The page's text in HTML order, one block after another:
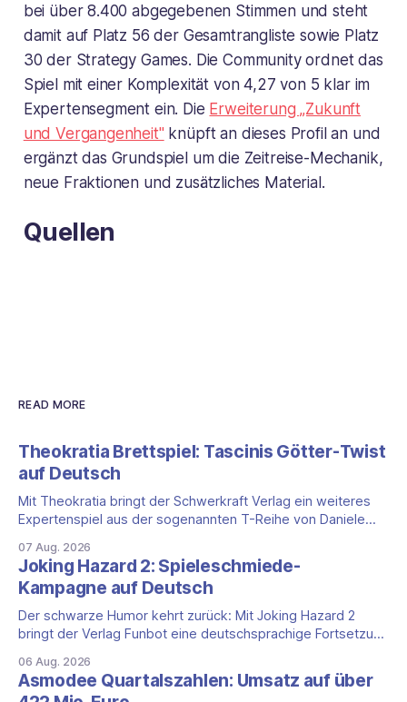
bei über 8.400 abgegebenen Stimmen und steht
damit auf Platz 56 der Gesamtrangliste sowie Platz
30 der Strategy Games. Die Community ordnet das
Spiel mit einer Komplexität von 4,27 von 5 klar im
Expertensegment ein. Die Erweiterung „Zukunft
und Vergangenheit" knüpft an dieses Profil an und
ergänzt das Grundspiel um die Zeitreise-Mechanik,
neue Fraktionen und zusätzliches Material.
Quellen
READ MORE
Theokratia Brettspiel: Tascinis Götter-Twist
auf Deutsch
Mit Theokratia bringt der Schwerkraft Verlag ein weiteres
Expertenspiel aus der sogenannten T-Reihe von Daniele
Tekhenu und Tzolk'in gehören. Der Aufhänger ist ein
ungewöhnlicher Perspektivwechsel: Sie steuern nicht die
eigene Zivilisation, sondern eine hochentwickelte
außerirdische Gottheit, die vier
07 Aug. 2026
Joking Hazard 2: Spieleschmiede-
Kampagne auf Deutsch
Der schwarze Humor kehrt zurück: Mit Joking Hazard 2
bringt der Verlag Funbot eine deutschsprachige Fortsetzung
Happiness (Explosm) auf die Spieleschmiede. Wir ordnen
ein, was die Kampagne unter dem Motto „Die fiesen
06 Aug. 2026
Asmodee Quartalszahlen: Umsatz auf über